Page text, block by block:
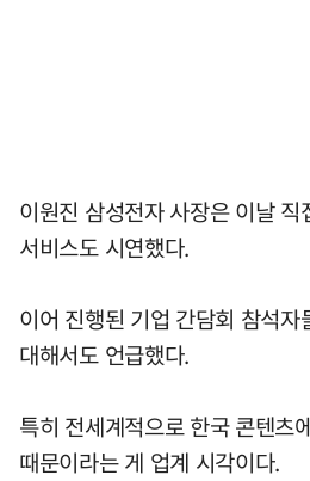
이원진 삼성전자 사장은 이날
서비스도 시연했다.
이어 진행된 기업 간담회 참석
대해서도 언급했다.
특히 전세계적으로 한국 콘텐츠
때문이라는 게 업계 시각이다.